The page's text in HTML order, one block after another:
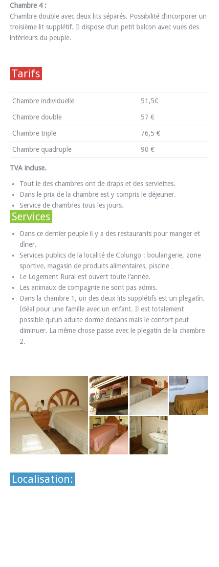
Chambre 4 :
Chambre double avec deux lits séparés. Possibilité d’incorporer un
troisième lit supplétif. Il dispose d’un petit balcon avec vues des
intérieurs du peuple.
Tarifs
Chambre individuelle 51,5€
Chambre double 57 €
Chambre triple 76,5 €
Chambre quadruple 90 €
TVA incluse.
Tout le des chambres ont de draps et des serviettes.
Dans le prix de la chambre est y compris le déjeuner.
Service de chambres tous les jours.
Services
Dans ce dernier peuple il y a des restaurants pour manger et
dîner.
Services publics de la localité de Colungo : boulangerie, zone
sportive, magasin de produits alimentaires, piscine…
Le Logement Rural est ouvert toute l’année.
Les animaux de compagnie ne sont pas admis.
Dans la chambre 1, un des deux lits supplétifs est un plegatín.
Idéal pour une famille avec un enfant. Il est totalement
possible qu’un adulte dorme dedans mais le confort peut
diminuer. La même chose passe avec le plegatín de la chambre
2.
Localisation: